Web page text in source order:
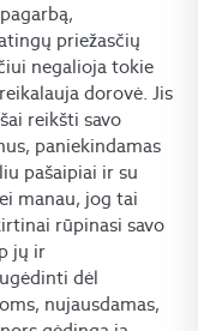
priežasčių
negalioja tokie
dorovė. Jis
reikšti savo
paniekindamas
pašaipiai ir su
manau, jog tai
rūpinasi savo
jų ir
dėl
nujausdamas,